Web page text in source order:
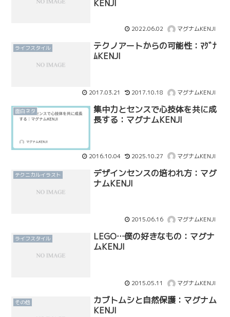
KENJI
2022.06.02 マグナムKENJI
ライフスタイル
テクノアートからの可能性：ﾏｸﾞﾅ
ﾑKENJI
2017.03.21 2017.10.18 マグナムKENJI
面白ネタ
集中力とセンスで心技体を共に成
長する：マグナムKENJI
2016.10.04 2025.10.27 マグナムKENJI
テクニカルイラスト
デザインセンスの培われ方：マグ
ナムKENJI
2015.06.16 マグナムKENJI
ライフスタイル
LEGO…僕の好きなもの：マグナ
ムKENJI
2015.05.11 マグナムKENJI
その他
カブトムシと自然保護：マグナム
KENJI